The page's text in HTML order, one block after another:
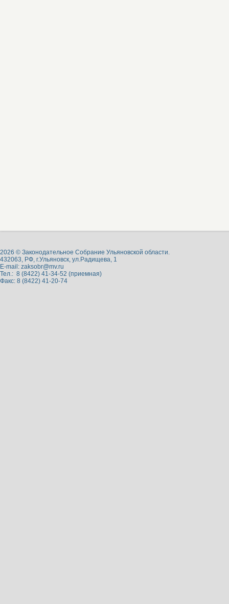
2026 © Законодательное Собрание Ульяновской области.
432063, РФ, г.Ульяновск, ул.Радищева, 1
E-mail: zaksobr@mv.ru
Тел.: 8 (8422) 41-34-52 (приемная)
Факс: 8 (8422) 41-20-74